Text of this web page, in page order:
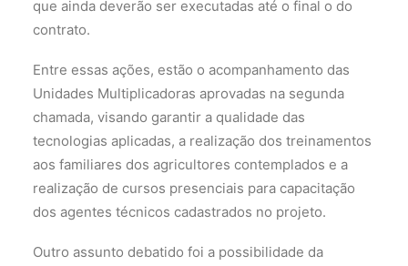
que ainda deverão ser executadas até o final o do
contrato.
Entre essas ações, estão o acompanhamento das
Unidades Multiplicadoras aprovadas na segunda
chamada, visando garantir a qualidade das
tecnologias aplicadas, a realização dos treinamentos
aos familiares dos agricultores contemplados e a
realização de cursos presenciais para capacitação
dos agentes técnicos cadastrados no projeto.
Outro assunto debatido foi a possibilidade da